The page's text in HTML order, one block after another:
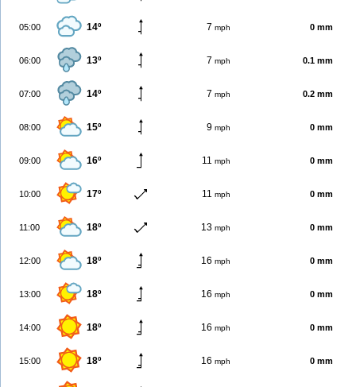
05:00 14º 7 mph 0 mm
06:00 13º 7 mph 0.1 mm
07:00 14º 7 mph 0.2 mm
08:00 15º 9 mph 0 mm
09:00 16º 11 mph 0 mm
10:00 17º 11 mph 0 mm
11:00 18º 13 mph 0 mm
12:00 18º 16 mph 0 mm
13:00 18º 16 mph 0 mm
14:00 18º 16 mph 0 mm
15:00 18º 16 mph 0 mm